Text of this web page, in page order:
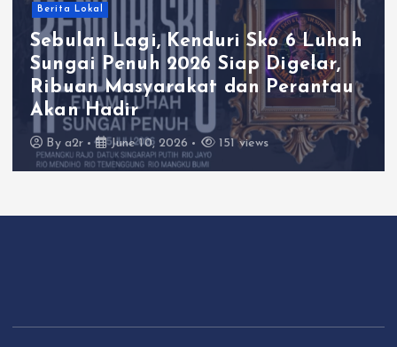
Berita Lokal
Sebulan Lagi, Kenduri Sko 6 Luhah
Sungai Penuh 2026 Siap Digelar,
Ribuan Masyarakat dan Perantau
Akan Hadir
By a2r June 10, 2026 151 views